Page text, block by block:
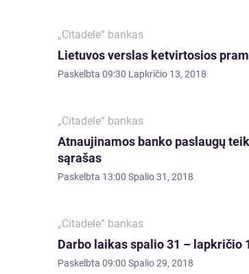
„Citadele“ bankas
Lietuvos verslas ketvirtosios
Paskelbta 09:30 Lapkričio 13, 2018
„Citadele“ bankas
Atnaujinamos banko paslaugų
sąrašas
Paskelbta 13:00 Spalio 31, 2018
„Citadele“ bankas
Darbo laikas spalio 31 – lapkričio
Paskelbta 09:00 Spalio 29, 2018